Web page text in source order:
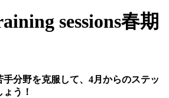
sessions春期
分野を克服して、4月からのステッ
う！